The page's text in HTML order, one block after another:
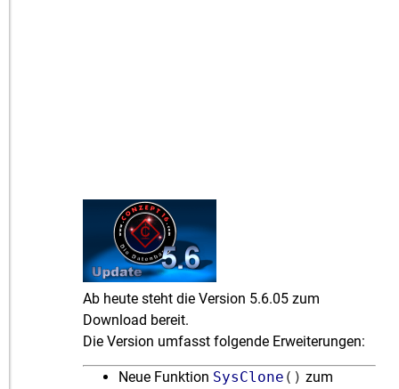
Ab heute steht die Version 5.6.05 zum
Download bereit.
Die Version umfasst folgende Erweiterungen:
Neue Funktion SysClone () zum